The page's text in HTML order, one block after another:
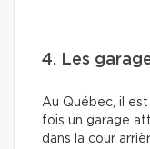
4. Les
Au Québec, il
fois un garage
dans la cour